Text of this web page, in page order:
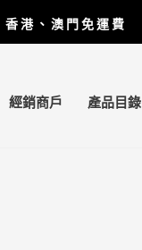
香港、澳門免運費
經銷商戶 產品目錄